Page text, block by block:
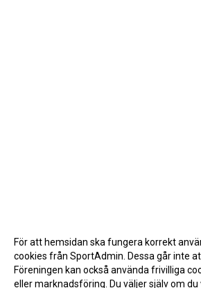
För att hemsidan ska fungera korrekt
cookies från SportAdmin. Dessa går inte
Föreningen kan också använda frivilliga
eller marknadsföring. Du väljer själv om du